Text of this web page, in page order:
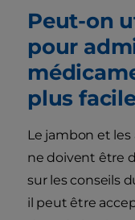
Peut-on
pour
plus
Le jambon et
ne doivent être
sur les conseils
il peut être